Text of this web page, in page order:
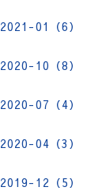
2021-01（6）
2020-10（8）
2020-07（4）
2020-04（3）
2019-12（5）